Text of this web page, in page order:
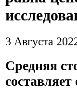
3 Августа
Средняя